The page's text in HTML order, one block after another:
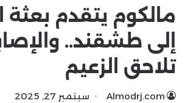
مالكوم يتقدم بعثة
إلى طشقند..
تلاحق الزعيم
Almodrj.com
سبتمبر 27, 2025